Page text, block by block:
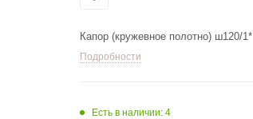
Капор (кружевное полотно) ш120/1*
Подробности
Есть в наличии: 4